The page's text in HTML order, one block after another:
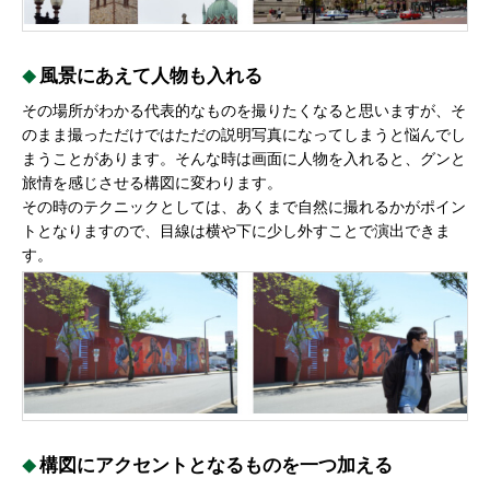
風景にあえて人物も入れる
その場所がわかる代表的なものを撮りたくなると思いますが、そ
のまま撮っただけではただの説明写真になってしまうと悩んでし
まうことがあります。そんな時は画面に人物を入れると、グンと
旅情を感じさせる構図に変わります。
その時のテクニックとしては、あくまで自然に撮れるかがポイン
トとなりますので、目線は横や下に少し外すことで演出できま
す。
構図にアクセントとなるものを一つ加える